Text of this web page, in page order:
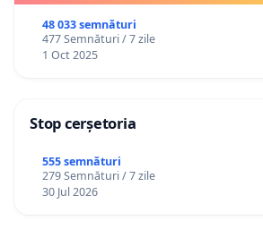
48 033 semnături
477 Semnături / 7 zile
1 Oct 2025
Stop cerșetoria
555 semnături
279 Semnături / 7 zile
30 Jul 2026